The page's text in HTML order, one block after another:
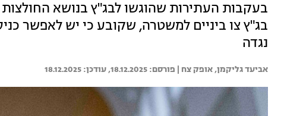
בעקבות העתירות שהוגשו לבג"ץ בנושא
בג"ץ צו ביניים למשטרה, שקובע כי יש לאפשר
נגדה
אביעד גליקמן, אופק צח | 18.12.2025
18.12.2025